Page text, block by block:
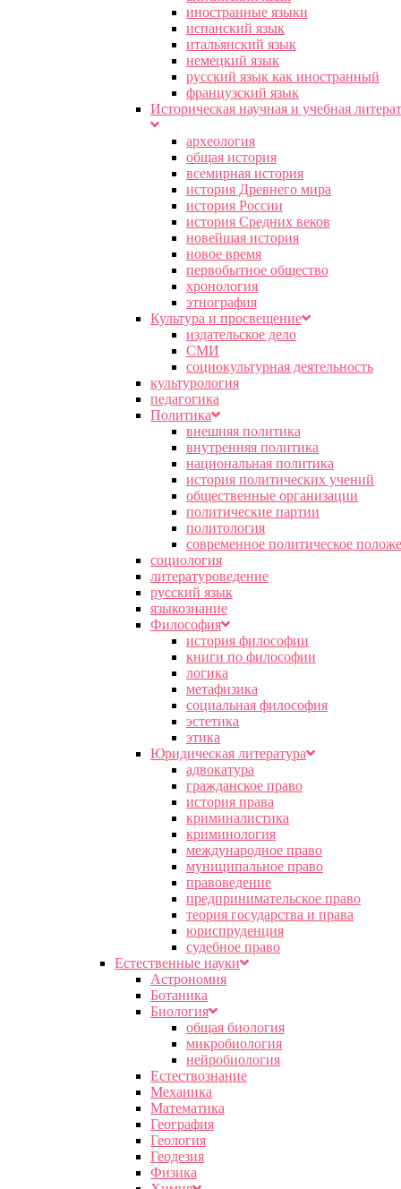
иностранные языки
испанский язык
итальянский язык
немецкий язык
русский язык как иностранный
французский язык
Историческая научная и учебная
археология
общая история
всемирная история
история Древнего мира
история России
история Средних веков
новейшая история
новое время
первобытное общество
хронология
этнография
Культура и просвещение
издательское дело
СМИ
социокультурная деятельность
культурология
педагогика
Политика
внешняя политика
внутренняя политика
национальная политика
история политических учений
общественные организации
политические партии
политология
современное политическое
социология
литературоведение
русский язык
языкознание
Философия
история философии
книги по философии
логика
метафизика
социальная философия
эстетика
этика
Юридическая литература
адвокатура
гражданское право
история права
криминалистика
криминология
международное право
муниципальное право
правоведение
предпринимательское право
теория государства и права
юриспруденция
судебное право
Естественные науки
Астрономия
Ботаника
Биология
общая биология
микробиология
нейробиология
Естествознание
Механика
Математика
География
Геология
Геодезия
Физика